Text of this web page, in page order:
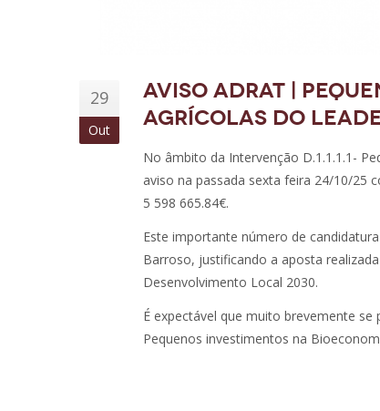
29
Out
Aviso ADRAT |
Agrícolas do
No âmbito da Intervenção D.1.1.1.1-
aviso na passada sexta feira 24/10/25
5 598 665.84€.
Este importante número de
Barroso, justificando a aposta
Desenvolvimento Local 2030.
É expectável que muito brevemente
Pequenos investimentos na